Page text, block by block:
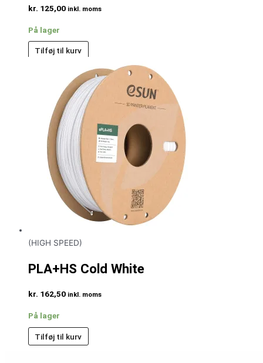
kr. 125,00 inkl. moms
På lager
Tilføj til kurv
(HIGH SPEED)
PLA+HS Cold White
kr. 162,50 inkl. moms
På lager
Tilføj til kurv